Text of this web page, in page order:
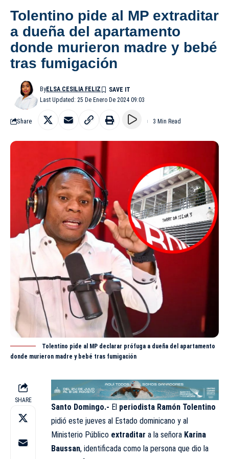
Tolentino pide al MP extraditar
a dueña del apartamento
donde murieron madre y bebé
tras fumigación
Last Updated: 25 De Enero De 2024 09:03
ByELSA CESILIA FELIZ
Share 3 Min Read
Tolentino pide al MP declarar prófuga a dueña del apartamento
donde murieron madre y bebé tras fumigación
SHARE
Santo Domingo.- El periodista Ramón Tolentino
pidió este jueves al Estado dominicano y al
Ministerio Público extraditar a la señora Karina
Baussan, identificada como la persona que dio la